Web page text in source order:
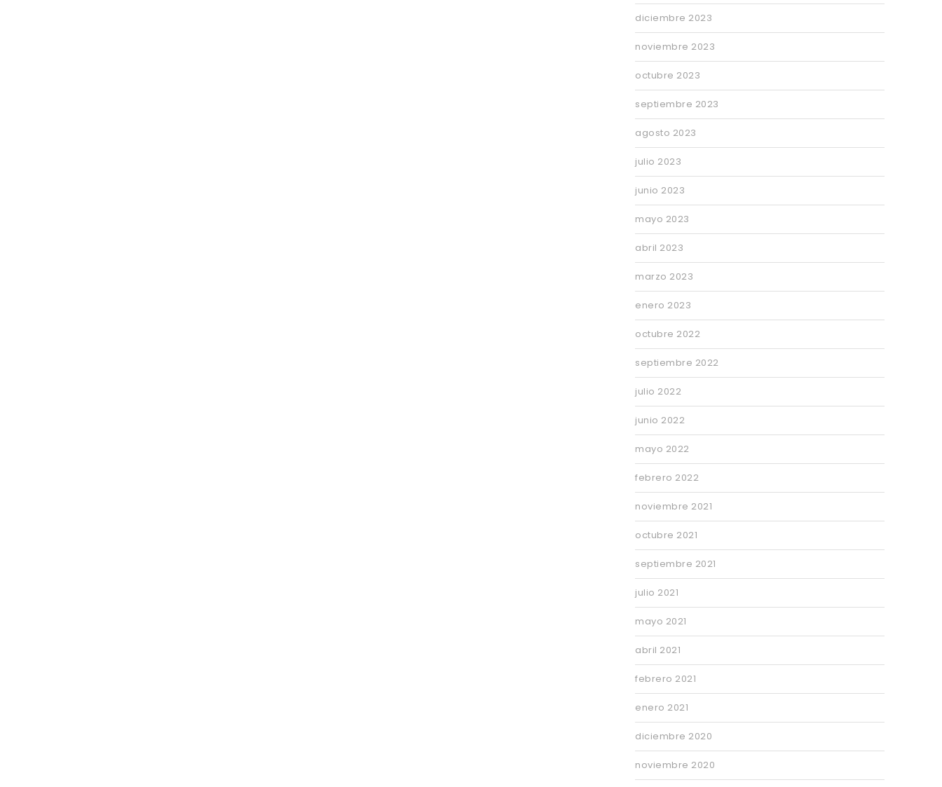
diciembre 2023
noviembre 2023
octubre 2023
septiembre 2023
agosto 2023
julio 2023
junio 2023
mayo 2023
abril 2023
marzo 2023
enero 2023
octubre 2022
septiembre 2022
julio 2022
junio 2022
mayo 2022
febrero 2022
noviembre 2021
octubre 2021
septiembre 2021
julio 2021
mayo 2021
abril 2021
febrero 2021
enero 2021
diciembre 2020
noviembre 2020